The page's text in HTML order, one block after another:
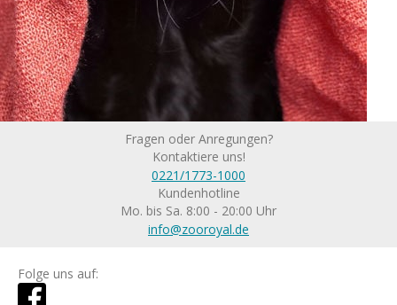
Fragen oder Anregungen?
Kontaktiere uns!
0221/1773-1000
Kundenhotline
Mo. bis Sa. 8:00 - 20:00 Uhr
info@zooroyal.de
Folge uns auf: